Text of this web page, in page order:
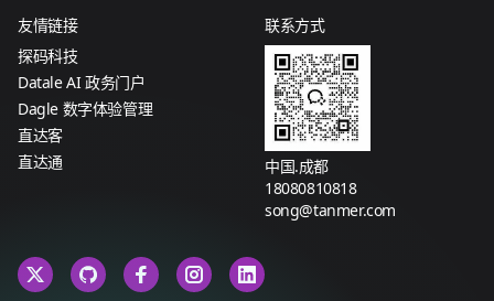
友情链接
探码科技
Datale AI 政务门户
Dagle 数字体验管理
直达客
直达通
联系方式
中国.成都
18080810818
song@tanmer.com